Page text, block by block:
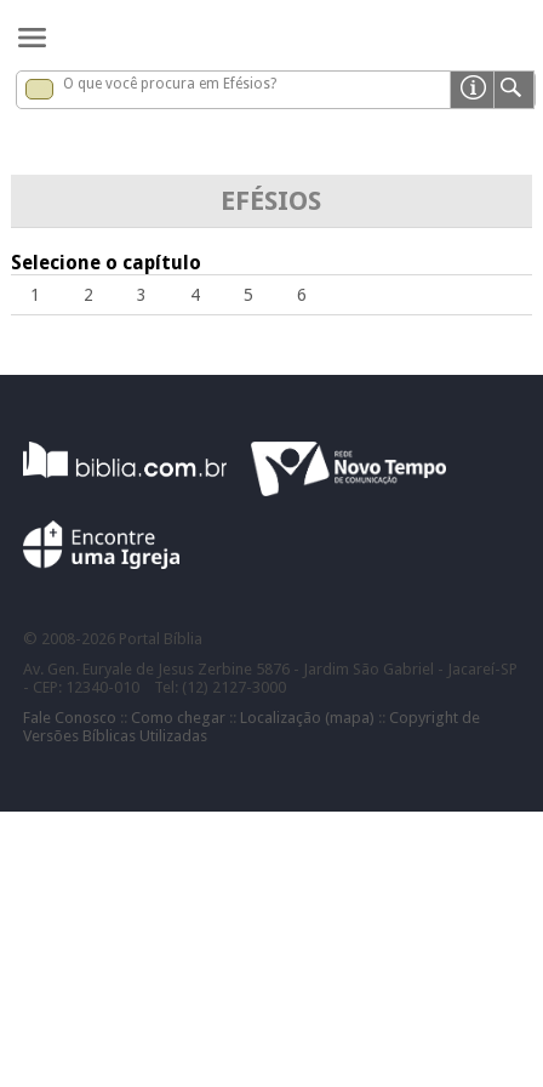
Efésios x
O que você procura em Efésios?
EFÉSIOS
Selecione o capítulo
1 2 3 4 5 6
© 2008- 2026 Portal Bíblia
Av. Gen. Euryale de Jesus Zerbine 5876 - Jardim São Gabriel - Jacareí-SP
- CEP: 12340-010 Tel: (12) 2127-3000
Fale Conosco :: Como chegar:: Localização (mapa) :: Copyright de
Versões Bíblicas Utilizadas